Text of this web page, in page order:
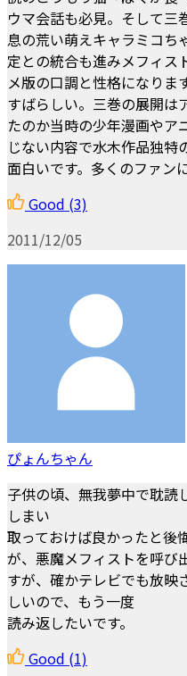
ウマ会話も必見。そして三
息の荒い萌えキャラミコち
定との統合も進みメフィス
メ版の口調と性格になりま
すばらしい。三巻の展開は
たのか当時の少年漫画やア
じない内容で水木作品独特
面白いです。多くのファン
Good (3)
2011/12/05
ぴょんちゃん
子供の頃、無我夢中で耽読
しまい
取っておけば良かったと後
が、悪魔メフィストを呼び
すが、確かテレビでも放映
しいので、もう一度
読み返したいです。
Good (1)